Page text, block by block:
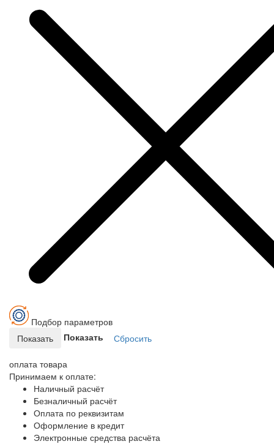
Подбор параметров
Показать
оплата товара
Принимаем к оплате:
Наличный расчёт
Безналичный расчёт
Оплата по реквизитам
Оформление в кредит
Электронные средства расчёта